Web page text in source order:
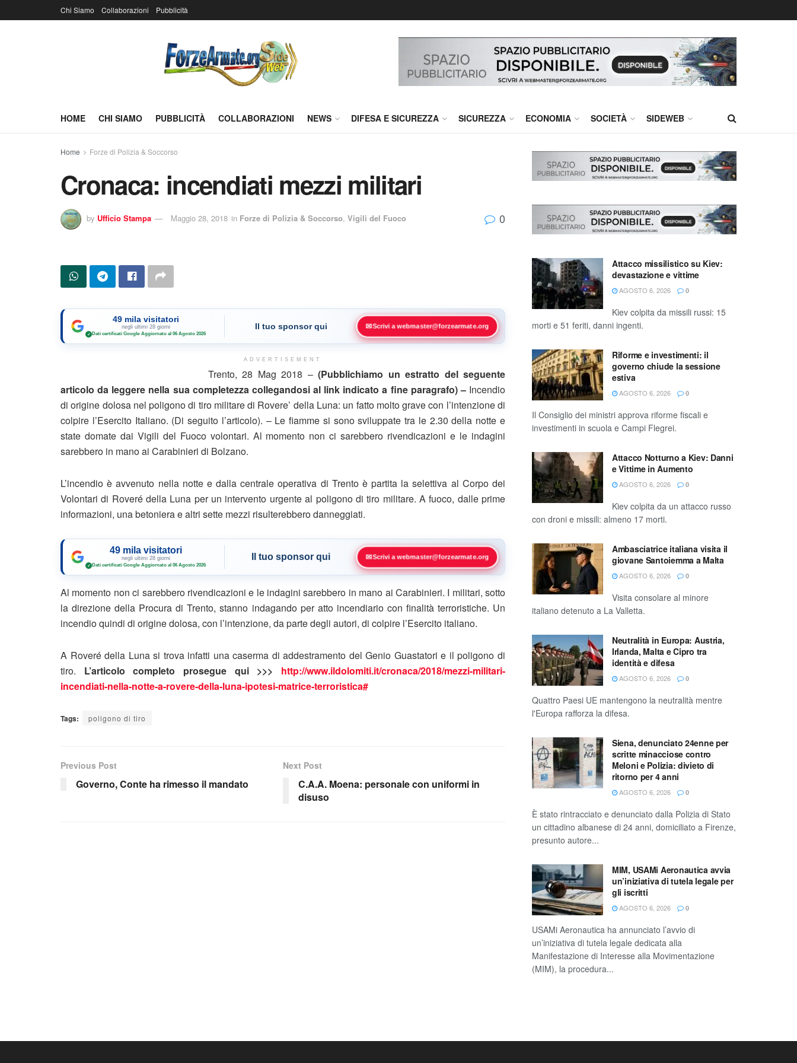
Chi Siamo Collaborazioni Pubblicità
HOME CHI SIAMO PUBBLICITÀ COLLABORAZIONI NEWS DIFESA E SICUREZZA SICUREZZA ECONOMIA SOCIETÀ SIDEWEB
Home Forze di Polizia & Soccorso
Cronaca: incendiati mezzi militari
by Ufficio Stampa Maggio 28, 2018 in Forze di Polizia & Soccorso, Vigili del Fuoco 0
49 mila visitatori
negli ultimi 28 giorni
✓ Dati certificati Google·Aggiornato al 06 Agosto 2026
Il tuo sponsor qui ✉Scrivi a webmaster@forzearmate.org
ADVERTISEMENT
Trento, 28 Mag 2018 –(Pubblichiamo un estratto del seguente
articolo da leggere nella sua completezza collegandosi al link indicato a fine paragrafo) – Incendio
di origine dolosa nel poligono di tiro militare di Rovere’ della Luna: un fatto molto grave con l’intenzione di
colpire l’Esercito Italiano. (Di seguito l’articolo). – Le fiamme si sono sviluppate tra le 2.30 della notte e
state domate dai Vigili del Fuoco volontari. Al momento non ci sarebbero rivendicazioni e le indagini
sarebbero in mano ai Carabinieri di Bolzano.
L’incendio è avvenuto nella notte e dalla centrale operativa di Trento è partita la selettiva al Corpo dei
Volontari di Roveré della Luna per un intervento urgente al poligono di tiro militare. A fuoco, dalle prime
informazioni, una betoniera e altri sette mezzi risulterebbero danneggiati.
49 mila visitatori
negli ultimi 28 giorni
✓ Dati certificati Google·Aggiornato al 06 Agosto 2026
Il tuo sponsor qui ✉Scrivi a webmaster@forzearmate.org
Al momento non ci sarebbero rivendicazioni e le indagini sarebbero in mano ai Carabinieri. I militari, sotto
la direzione della Procura di Trento, stanno indagando per atto incendiario con finalità terroristiche. Un
incendio quindi di origine dolosa, con l’intenzione, da parte degli autori, di colpire l’Esercito italiano.
A Roveré della Luna si trova infatti una caserma di addestramento del Genio Guastatori e il poligono di
tiro. L’articolo completo prosegue qui >>> http://www.ildolomiti.it/cronaca/2018/mezzi-militari-
incendiati-nella-notte-a-rovere-della-luna-ipotesi-matrice-terroristica#
Tags: poligono di tiro
Previous Post
Governo, Conte ha rimesso il mandato
Next Post
C.A.A. Moena: personale con uniformi in
disuso
Attacco missilistico su Kiev:
devastazione e vittime
AGOSTO 6, 2026 0
Kiev colpita da missili russi: 15
morti e 51 feriti, danni ingenti.
Riforme e investimenti: il
governo chiude la sessione
estiva
AGOSTO 6, 2026 0
Il Consiglio dei ministri approva riforme fiscali e
investimenti in scuola e Campi Flegrei.
Attacco Notturno a Kiev: Danni
e Vittime in Aumento
AGOSTO 6, 2026 0
Kiev colpita da un attacco russo
con droni e missili: almeno 17 morti.
Ambasciatrice italiana visita il
giovane Santoiemma a Malta
AGOSTO 6, 2026 0
Visita consolare al minore
italiano detenuto a La Valletta.
Neutralità in Europa: Austria,
Irlanda, Malta e Cipro tra
identità e difesa
AGOSTO 6, 2026 0
Quattro Paesi UE mantengono la neutralità mentre
l'Europa rafforza la difesa.
Siena, denunciato 24enne per
scritte minacciose contro
Meloni e Polizia: divieto di
ritorno per 4 anni
AGOSTO 6, 2026 0
È stato rintracciato e denunciato dalla Polizia di Stato
un cittadino albanese di 24 anni, domiciliato a Firenze,
presunto autore...
MIM, USAMi Aeronautica avvia
un’iniziativa di tutela legale per
gli iscritti
AGOSTO 6, 2026 0
USAMi Aeronautica ha annunciato l’avvio di
un’iniziativa di tutela legale dedicata alla
Manifestazione di Interesse alla Movimentazione
(MIM), la procedura...